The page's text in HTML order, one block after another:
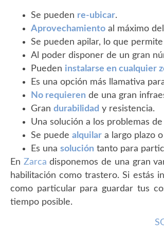
Se pueden re-ubicar.
Aprovechamiento al máximo
Se pueden apilar, lo que permite
Al poder disponer de un gran
Pueden instalarse en cualquier
Es una opción más llamativa
No requieren de una gran
Gran durabilidad y resistencia.
Una solución a los problemas
Se puede alquilar a largo plazo
Es una solución tanto para
En Zarca disponemos de una gran
habilitación como trastero. Si estás
como particular para guardar tus
tiempo posible.